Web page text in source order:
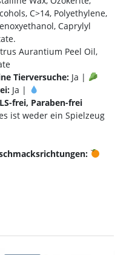
C>14, Polyethylene,
Caprylyl
Aurantium Peel Oil,
Tierversuche:Ja |
Ja |
frei, Paraben-frei
ist weder ein Spielzeug